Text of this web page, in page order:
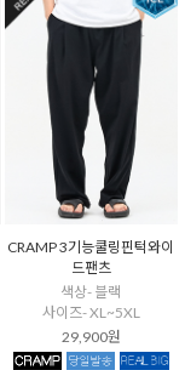
CRAMP 3기능쿨링핀턱와이
드팬츠
색상- 블랙
사이즈- XL~5XL
29,900원